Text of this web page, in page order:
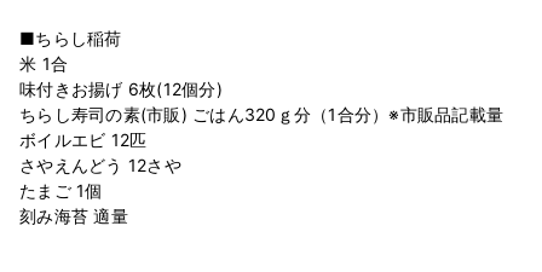
■ちらし稲荷
米 1合
味付きお揚げ 6枚(12個分)
ちらし寿司の素(市販) ごはん320ｇ分（1合分）※市販品記載量
ボイルエビ 12匹
さやえんどう 12さや
たまご 1個
刻み海苔 適量